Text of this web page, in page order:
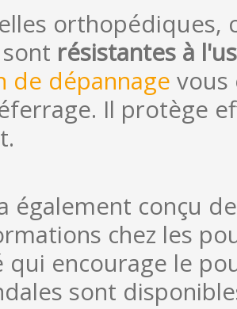
orthopédiques,
résistantes à
de dépannage vous
Il protège
également conçu
chez les
qui encourage le
sont